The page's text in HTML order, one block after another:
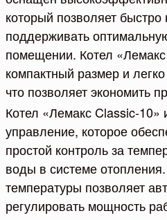
который позволяет быстро
поддерживать
помещении. Котел
компактный размер и
что позволяет экономить
Котел «Лемакс Classic-10»
управление, которое
простой контроль за
воды в системе
температуры позволяет
регулировать мощность